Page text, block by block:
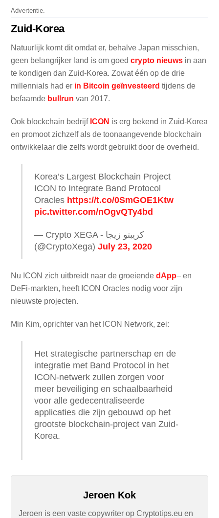
Jeroen Kok
Jeroen is een vaste copywriter op Cryptotips.eu en
Advertentie.
Zuid-Korea
Natuurlijk komt dit omdat er, behalve Japan misschien,
geen belangrijker land is om goedcrypto nieuws in aan
te kondigen dan Zuid-Korea. Zowat één op de drie
millennials had er in Bitcoin geïnvesteerd tijdens de
befaamde bullrun van 2017.
Ook blockchain bedrijf ICON is erg bekend in Zuid-Korea
en promoot zichzelf als de toonaangevende blockchain
ontwikkelaar die zelfs wordt gebruikt door de overheid.
Korea’s Largest Blockchain Project
ICON to Integrate Band Protocol
Oracles https://t.co/0SmGOE1Ktw
pic.twitter.com/nOgvQTy4bd
— Crypto XEGA - كريبتو زيجا
(@CryptoXega)July 23, 2020
Nu ICON zich uitbreidt naar de groeiendedApp– en
DeFi-markten, heeft ICON Oracles nodig voor zijn
nieuwste projecten.
Min Kim, oprichter van het ICON Network, zei:
Het strategische partnerschap en de
integratie met Band Protocol in het
ICON-netwerk zullen zorgen voor
meer beveiliging en schaalbaarheid
voor alle gedecentraliseerde
applicaties die zijn gebouwd op het
grootste blockchain-project van Zuid-
Korea.